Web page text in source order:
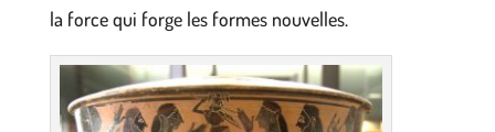
la force qui forge les formes nouvelles.